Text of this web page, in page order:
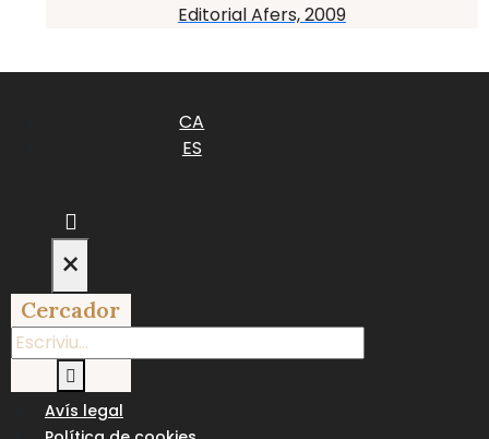
Editorial Afers, 2009
CA
ES
×
Cercador
Avís legal